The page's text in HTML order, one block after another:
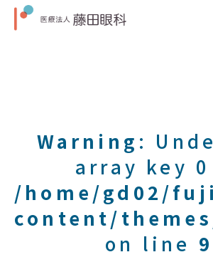
Warning :
array key
/home/gd02/
content/
on line 9